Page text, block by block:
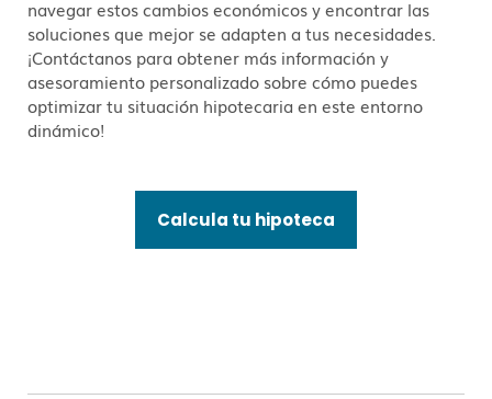
navegar estos cambios económicos y encontrar las
soluciones que mejor se adapten a tus necesidades.
¡Contáctanos para obtener más información y
asesoramiento personalizado sobre cómo puedes
optimizar tu situación hipotecaria en este entorno
dinámico!
Calcula tu hipoteca